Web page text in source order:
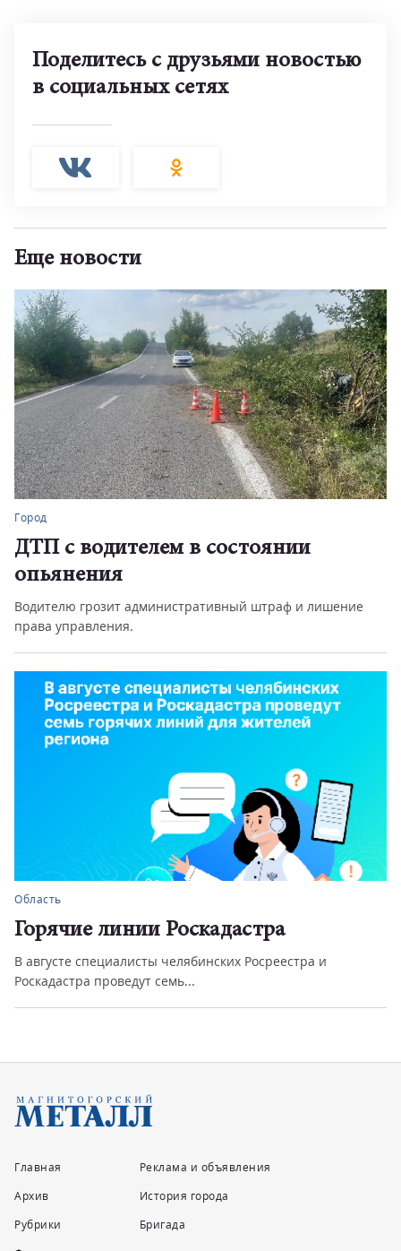
Поделитесь с друзьями новостью
в социальных сетях
Еще новости
Город
ДТП с водителем в состоянии
опьянения
Водителю грозит административный штраф и лишение
права управления.
Область
Горячие линии Роскадастра
В августе специалисты челябинских Росреестра и
Роскадастра проведут семь...
Главная
Архив
Рубрики
Реклама и объявления
История города
Бригада